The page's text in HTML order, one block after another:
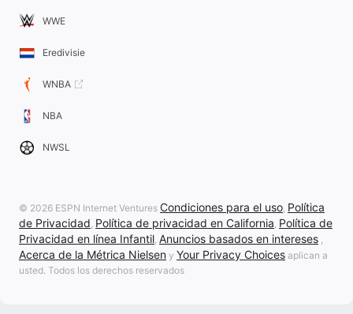
WWE
Eredivisie
WNBA
NBA
NWSL
© 2026 ESPN Internet Ventures Condiciones para el uso, Política
de Privacidad, Política de privacidad en California, Política de
Privacidad en línea Infantil, Anuncios basados en intereses ,
Acerca de la Métrica Nielsen y Your Privacy Choices aplican a
usted. Todos los derechos reservados